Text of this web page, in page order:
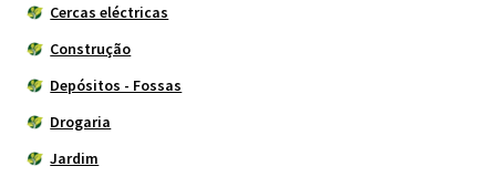
Cercas eléctricas
Construção
Depósitos - Fossas
Drogaria
Jardim